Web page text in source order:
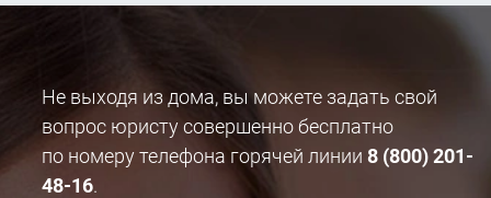
Не выходя из дома, вы можете задать свой
вопрос юристу совершенно бесплатно
по номеру телефона горячей линии 8 (800) 201-
48-16.